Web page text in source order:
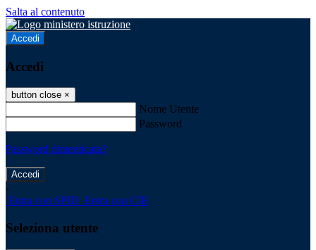
Salta al contenuto
Accedi
Accedi
button close ×
Nome Utente
Password
Password dimenticata?
-
Entra con SPID Entra con CIE
Seleziona utente